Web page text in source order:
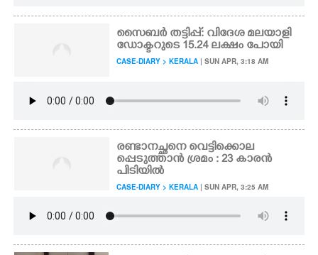
സൈബർ തട്ടിപ്പ്: വിദേശ മലയാളി
ഡോക്ടറുടെ 15.24 ലക്ഷം പോയി
CASE-DIARY > KERALA | SUN APR, 3:18 AM
രണ്ടാനച്ഛനെ വെട്ടിക്കൊല
പ്പെടുത്താൻ ശ്രമം : 23 കാരൻ
പിടിയിൽ
CASE-DIARY > KERALA | SUN APR, 3:25 AM